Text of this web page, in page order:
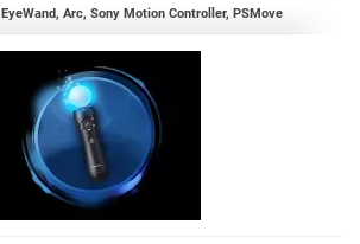
EyeWand, Arc, Sony Motion Controller, PSMove